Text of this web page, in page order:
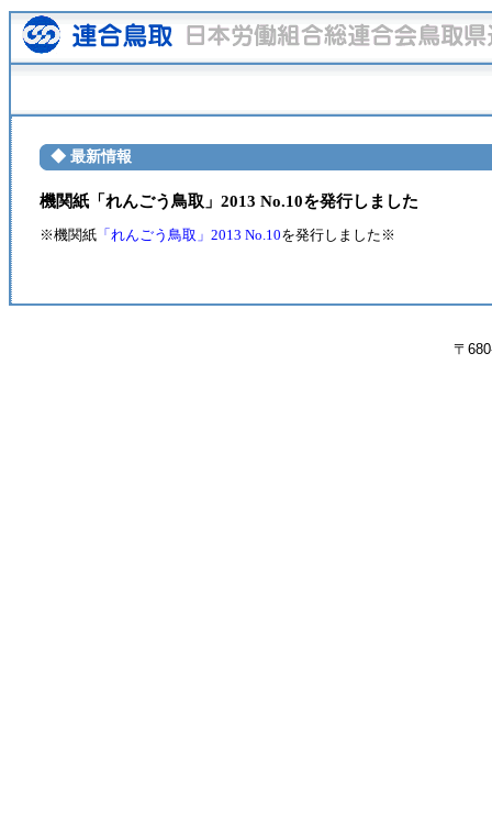
◆ 最新情報
機関紙「れんごう鳥取」2013 No.10を発行しました
※機関紙 「れんごう鳥取」2013 No.10を発行しました※
〒